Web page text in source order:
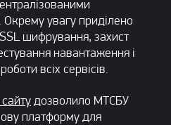
увагу приділено
шифрування, захист
навантаження і
всіх сервісів.
дозволило МТСБУ
платформу для